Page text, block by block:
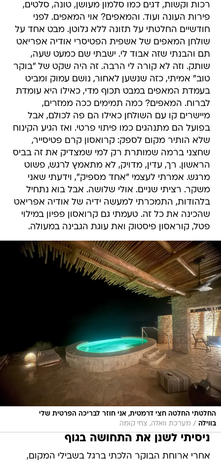
רכות וקשות, דגים כמו סלמון מעושן, טונה, סלטים,
פירות העונה ועוד. והמאפים? אוי המאפים. לפני
חודשיים החלטתי על תזונה ללא גלוטן. מבט אחד על
שולחן המאפים של אשפית הפטיסרי אודיה אפריאט
תם והבנתי שזה אבוד לי. ישבתי שם כמעט שעה,
שותק. וזה לא קורה לי הרבה. זה היה שקט של "בוקר
טוב" אמיתי, כזה שנשען לאחור, נושם עמוק ומביט
בעמדת המאפים במבט תכוף מדי, כאילו היא עומדת
לברוח. המאפים? כמה תמימים ככה ממזרים,
מיישרים קו עם השולחן כאילו הם פה לכולם, אבל
בפועל הם מתנהגים כמו פיתוי פרטי. ואז הגיע הקינוח
שלא הותיר מקום לספק: קרואסון קרם פטיסייר,
שחצני ברמה שמותרת רק למי שמצדיק את זה בביס
הראשון. רך, עדין, מדויק, לא מתאמץ לרגש, פשוט
מרגש. אמרתי לעצמי "אחד מספיק", וידעתי שאני
משקר. רציתי שניים. אולי שלושה. אבל בוא נתחיל
בלהודות, התמכרתי למעשה ידיה של אודיה אפריאט
שהכינה את כל זה. טעמתי גם קרואסון פפיון במילוי
פטל, קוראסון פיסטוק ואת עוגת הגבינה במעולה.
החלטתי החלטה חצי דרמטית, אני חוזר לבריכה הפרטית שלי
בווילה / מערכת וואלה, צחי קומה
ניסיתי לשנן את התחושה בגוף
אחרי ארוחת הבוקר הלכתי ברגל בשבילי המקום,